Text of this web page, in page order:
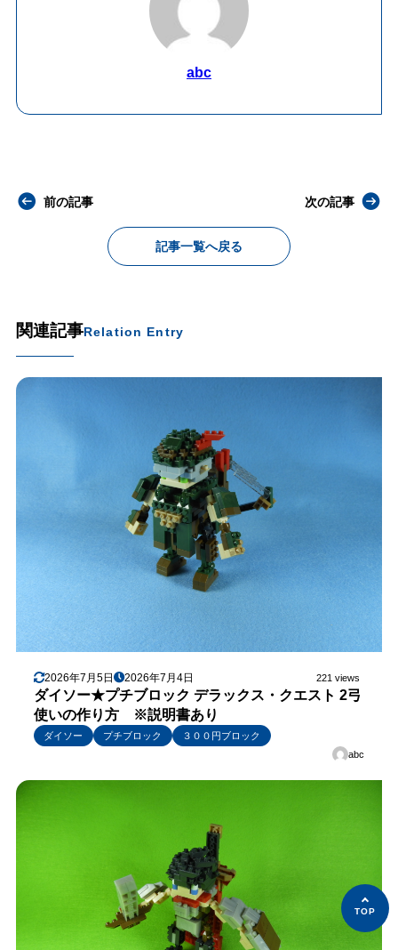
abc
前の記事
記事一覧へ戻る
次の記事
関連記事Relation Entry
2026年7月5日 2026年7月4日 221 views
ダイソー★プチブロック デラックス・クエスト 2弓
使いの作り方 ※説明書あり
ダイソー プチブロック
３００円ブロック
abc